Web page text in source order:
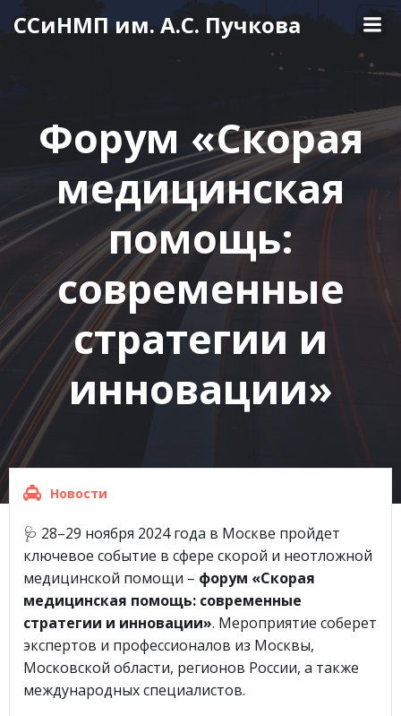
Перейти
к
содержимому
ССиНМП им. А.С. Пучкова
Форум «Скорая
медицинская
помощь:
современные
стратегии и
инновации»
Новости
🩺 28–29 ноября 2024 года в Москве пройдет
ключевое событие в сфере скорой и неотложной
медицинской помощи – форум «Скорая
медицинская помощь: современные
стратегии и инновации». Мероприятие соберет
экспертов и профессионалов из Москвы,
Московской области, регионов России, а также
международных специалистов.